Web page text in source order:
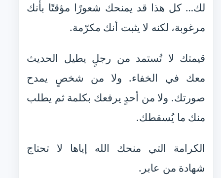
لك… كل هذا قد يمنحك شعورًا مؤقتًا بأنك
مرغوبة، لكنه لا يثبت أنك مكرّمة.
قيمتك لا تُستمد من رجلٍ يطيل الحديث
معك في الخفاء. ولا من شخصٍ يمدح
صورتك. ولا من أحدٍ يرفعك بكلمة ثم يطلب
منك ما يُسقطك.
الكرامة التي منحك الله إياها لا تحتاج
شهادة من عابر.